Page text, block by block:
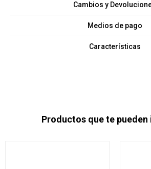
Cambios y
Medios de pago
Características
Productos que te